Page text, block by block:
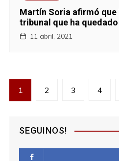
Martín Soria afirmó que
tribunal que ha
11 abril, 2021
N
1 2 3 4
SEGUINOS!